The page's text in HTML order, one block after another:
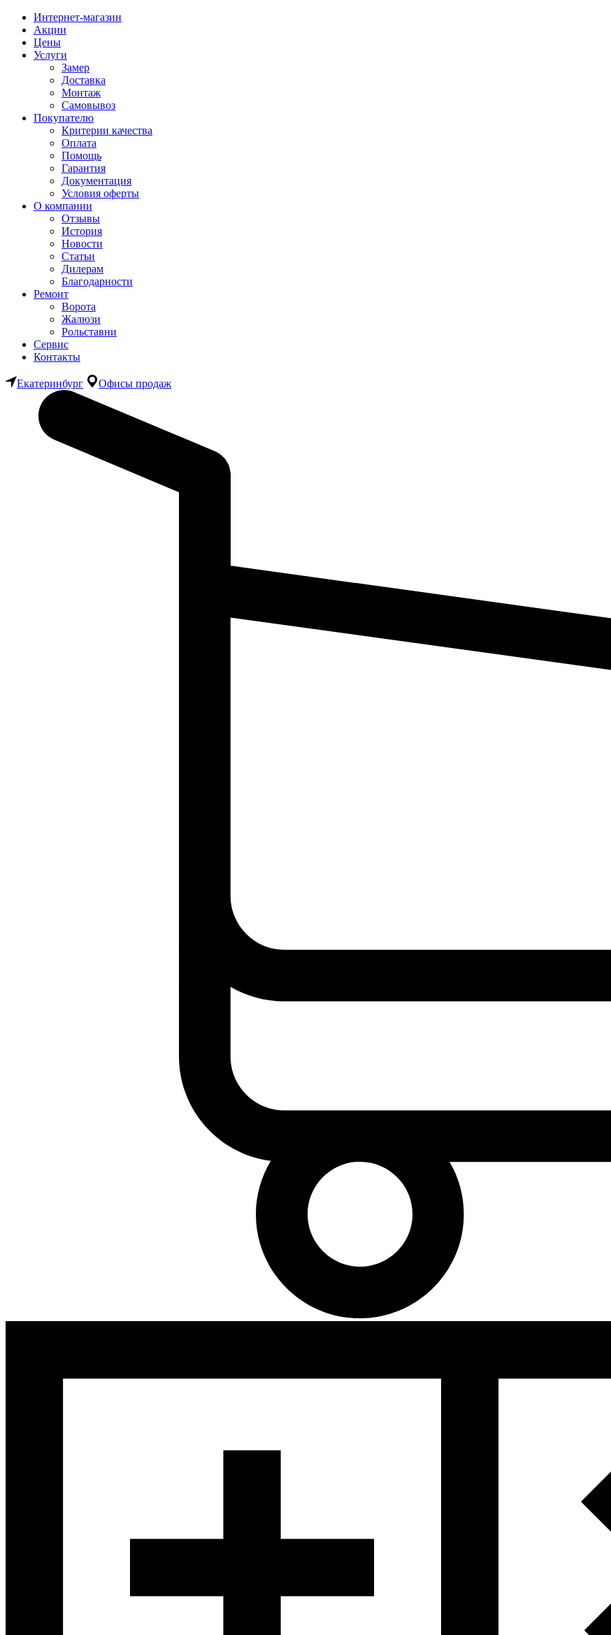
Интернет-магазин
Акции
Цены
Услуги
Замер
Доставка
Монтаж
Самовывоз
Покупателю
Критерии качества
Оплата
Помощь
Гарантия
Документация
Условия оферты
О компании
Отзывы
История
Новости
Статьи
Дилерам
Благодарности
Ремонт
Ворота
Жалюзи
Рольставни
Сервис
Контакты
Екатеринбург Офисы продаж